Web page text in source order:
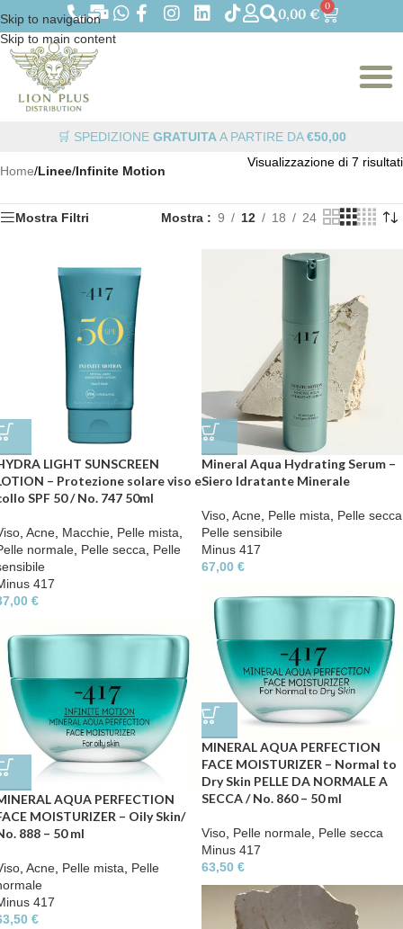
Skip to navigation
Skip to main content
0,00 € 0
🛒 SPEDIZIONE GRATUITA A PARTIRE DA€50,00
Home/Linee/Infinite Motion
Visualizzazione di 7 risultati
Mostra Filtri Mostra 9 12 18 24
LIGHT SUNSCREEN
– Protezione solare viso e
SPF 50 / No. 747 50ml
, Acne, Macchie, Pelle mista,
normale, Pelle secca, Pelle
417
€
Mineral Aqua Hydrating Serum –
Siero Idratante Minerale
Viso Acne Pelle mista Pelle secca
Pelle sensibile
Minus 417
67,00 €
MINERAL AQUA PERFECTION
FACE MOISTURIZER – Normal to
Dry Skin PELLE DA NORMALE A
SECCA / No. 860 – 50 ml
Viso, Pelle normale, Pelle secca
Minus 417
63,50 €
AQUA PERFECTION
MOISTURIZER – Oily Skin/
888 – 50 ml
Acne Pelle mista
Pelle
417
€